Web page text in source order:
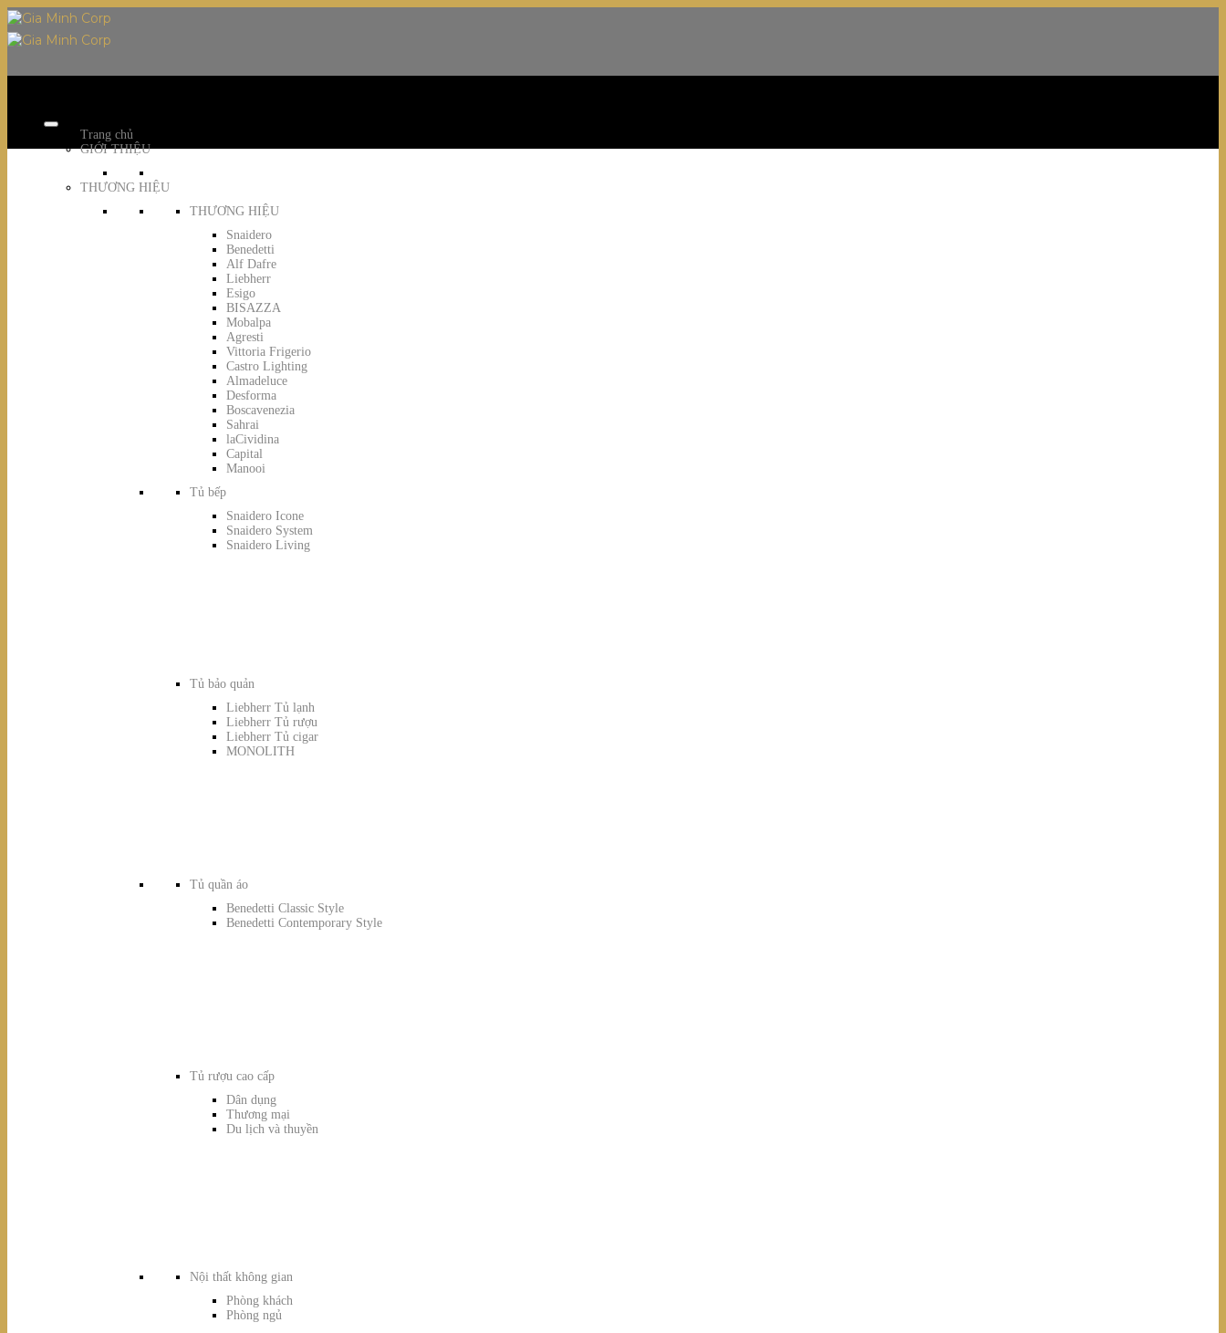
Skip
to
content
Trang chủ
GIỚI THIỆU
THƯƠNG HIỆU
THƯƠNG HIỆU
Snaidero
Benedetti
Alf Dafre
Liebherr
Esigo
BISAZZA
Mobalpa
Agresti
Vittoria Frigerio
Castro Lighting
Almadeluce
Desforma
Boscavenezia
Sahrai
laCividina
Capital
Manooi
Tủ bếp
Snaidero Icone
Snaidero System
Snaidero Living
Tủ bảo quản
Liebherr Tủ lạnh
Liebherr Tủ rượu
Liebherr Tủ cigar
MONOLITH
Tủ quần áo
Benedetti Classic Style
Benedetti Contemporary Style
Tủ rượu cao cấp
Dân dụng
Thương mại
Du lịch và thuyền
Nội thất không gian
Phòng khách
Phòng ngủ